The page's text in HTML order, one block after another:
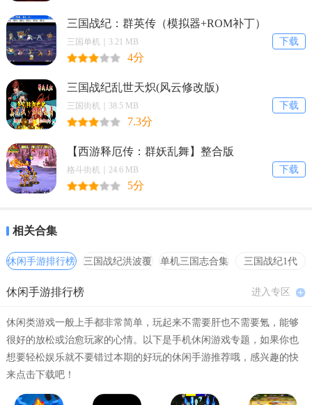
1. 个性化推荐：软件会根据用户的浏览历史和点赞记录，智能推荐更
符合用户口味的图片，提升用户体验。
看。同时，还可以直接分享到社交媒体，与朋友共享乐趣。
3. 离线浏览：支持下载图片到本地，即使在没有网络的情况下，也能
随时欣赏到这些有趣的图片。
【煎蛋无聊图亮点】
1. 内容丰富：涵盖了搞笑、艺术、创意、恶搞等多种类型的图片，满
足不同用户的喜好。
2. 更新迅速：每日更新大量新鲜图片，让用户每天都有新发现。
3. 界面简洁：采用简洁明了的界面设计，让用户能够轻松上手，快速
三国战纪：群英传（模拟器+ROM补丁）
下载
三国单机｜3.21 MB
4分
三国战纪乱世天炽(风云修改版)
下载
三国街机｜38.5 MB
7.3分
【西游释厄传：群妖乱舞】整合版
下载
格斗街机｜24.6 MB
5分
相关合集
休闲手游排行榜
三国战纪洪波覆
单机三国志合集
三国战纪1代
休闲手游排行榜 进入专区
休闲类游戏一般上手都非常简单，玩起来不需要肝也不需要氪，能够
很好的放松或治愈玩家的心情。以下是手机休闲游戏专题，如果你也
想要轻松娱乐就不要错过本期的好玩的休闲手游推荐哦，感兴趣的快
来点击下载吧！